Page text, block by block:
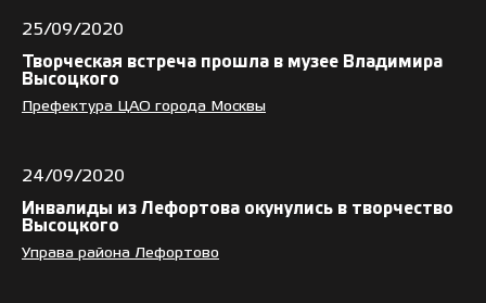
25/09/2020
Творческая встреча прошла в музее Владимира
Высоцкого
Префектура ЦАО города Москвы
24/09/2020
Инвалиды из Лефортова окунулись в творчество
Высоцкого
Управа района Лефортово